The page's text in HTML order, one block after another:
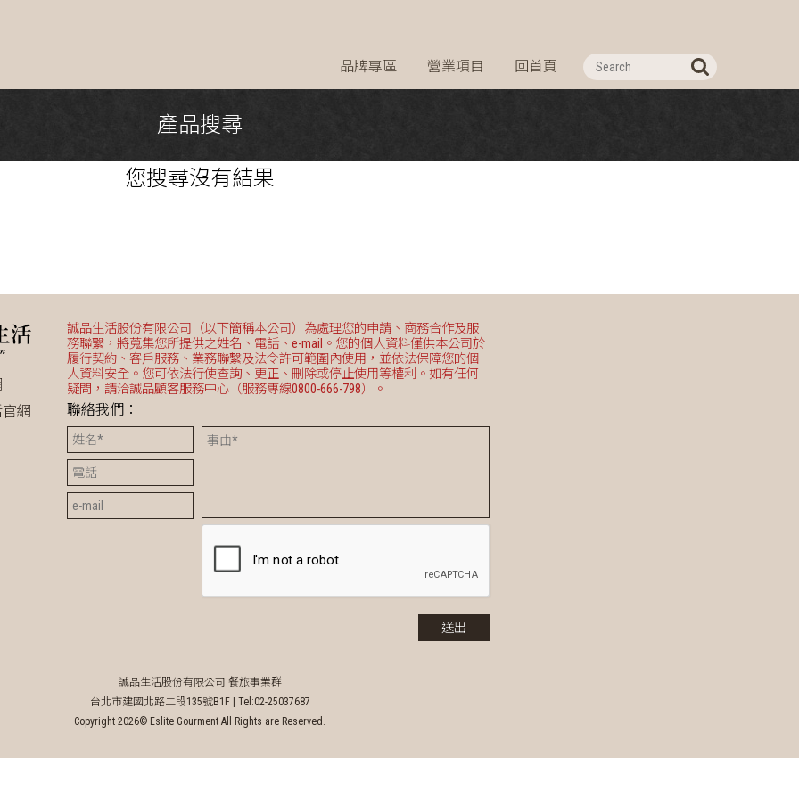
品牌專區 營業項目 回首頁
產品搜尋
您搜尋沒有結果
網
誠品生活股份有限公司（以下簡稱本公司）為處理您的申請、商務合作及服
務聯繫，將蒐集您所提供之姓名、電話、e-mail。您的個人資料僅供本公司於
履行契約、客戶服務、業務聯繫及法令許可範圍內使用，並依法保障您的個
人資料安全。您可依法行使查詢、更正、刪除或停止使用等權利。如有任何
疑問，請洽誠品顧客服務中心（服務專線0800-666-798）。
聯絡我們：
誠品生活股份有限公司 餐旅事業群
台北市建國北路二段135號B1F | Tel:02-25037687
Copyright 2026© Eslite Gourment All Rights are Reserved.